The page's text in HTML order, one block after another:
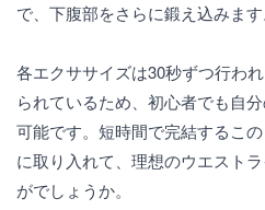
で、下腹部をさらに鍛え込みます
各エクササイズは30秒ずつ行わ
られているため、初心者でも自
可能です。短時間で完結するこ
に取り入れて、理想のウエスト
がでしょうか。